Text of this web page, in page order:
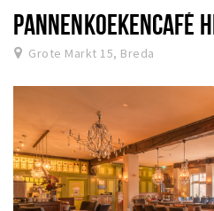
PANNENKOEKENCAFÉ
Grote Markt 15, Breda